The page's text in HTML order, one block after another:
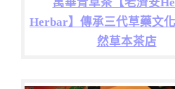
Herbar】傳承三代草藥文
然草本茶店